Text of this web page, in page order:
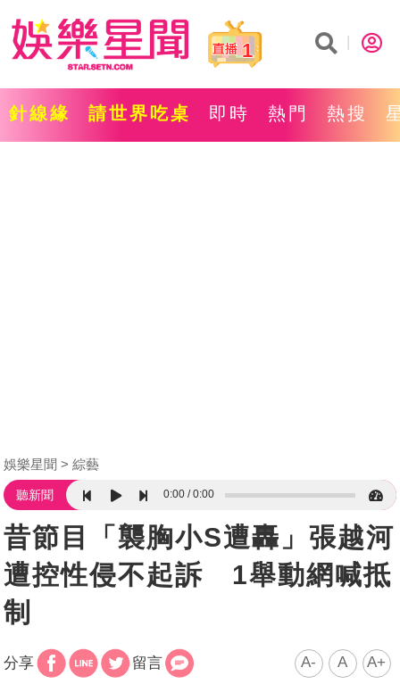
1
針線緣 請世界吃桌 即時 熱門 熱搜
娛樂星聞 綜藝
聽新聞 0:00 0:00
昔節目「襲胸小S遭轟」張越河
遭控性侵不起訴 1舉動網喊抵
制
分享 留言 A- A A+